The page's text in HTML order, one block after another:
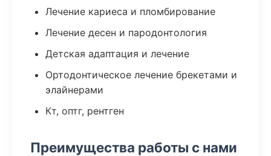
Лечение кариеса и пломбирование
Лечение десен и пародонтология
Детская адаптация и лечение
Ортодонтическое лечение брекетами и
элайнерами
Кт, оптг, рентген
Преимущества работы с нами